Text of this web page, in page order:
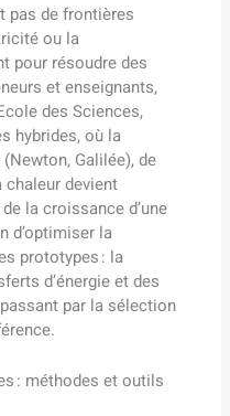
pas de frontières
ou la
pour résoudre des
et enseignants,
des Sciences,
hybrides, où la
Galilée), de
chaleur devient
la croissance d’une
d’optimiser la
prototypes : la
d’énergie et des
par la sélection
: méthodes et outils